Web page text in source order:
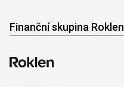
Finanční skupina Roklen